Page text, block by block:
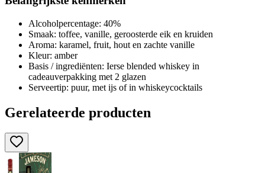
Alcoholpercentage: 40%
Smaak: toffee, vanille, geroosterde eik en kruiden
Aroma: karamel, fruit, hout en zachte vanille
Kleur: amber
Basis / ingrediënten: Ierse blended whiskey in
cadeauverpakking met 2 glazen
Serveertip: puur, met ijs of in whiskeycocktails
Gerelateerde producten